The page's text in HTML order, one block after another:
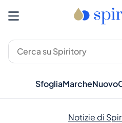
SfogliaMarcheNuovo
Notizie di